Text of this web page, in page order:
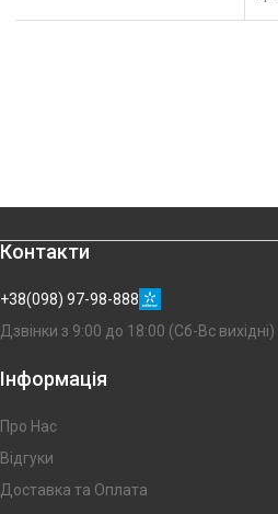
Контакти
+38(098) 97-98-888
Дзвінки з 9:00 до 18:00 (Сб-Вс вихідні)
Інформація
Про Нас
Відгуки
Доставка та Оплата